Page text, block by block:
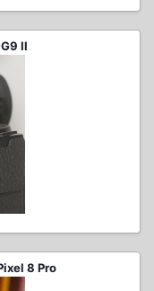
II
8 Pro